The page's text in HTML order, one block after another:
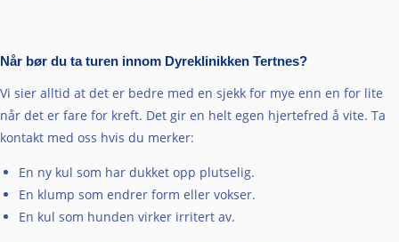
Når bør du ta turen innom Dyreklinikken Tertnes?
Vi sier alltid at det er bedre med en sjekk for mye enn en for lite
når det er fare for kreft. Det gir en helt egen hjertefred å vite. Ta
kontakt med oss hvis du merker:
En ny kul som har dukket opp plutselig.
En klump som endrer form eller vokser.
En kul som hunden virker irritert av.